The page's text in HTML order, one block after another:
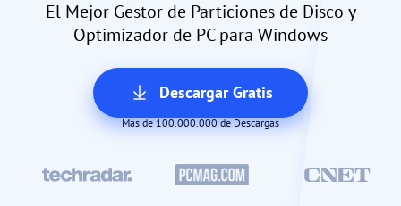
El Mejor Gestor de Particiones de Disco y
Optimizador de PC para Windows
Descargar Gratis
Más de 100.000.000 de Descargas